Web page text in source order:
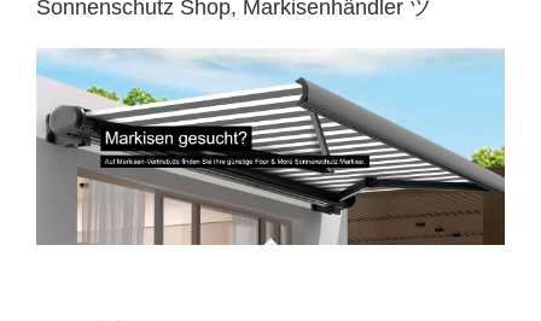
Sonnenschutz Shop, Markisenhändler ツ